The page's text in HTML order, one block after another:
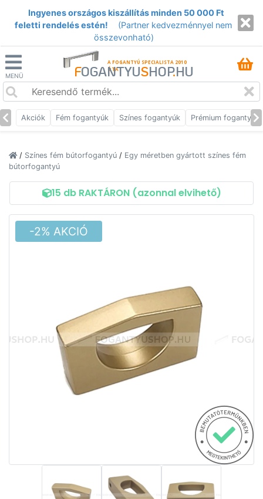
Ingyenes országos kiszállítás minden 50 000 Ft
feletti rendelés estén!
(Partner kedvezménnyel nem
összevonható)
MENÜ
A FOGANTYÚ SPECIALISTA 2010
ÓTA
FOGANTYUSHOP.HU
Akciók Fém fogantyúk Színes fogantyúk Prémium fogantyúk
/ Színes fém bútorfogantyú / Egy méretben gyártott színes fém
bútorfogantyú
15 db RAKTÁRON (azonnal elvihető)
-2% AKCIÓ